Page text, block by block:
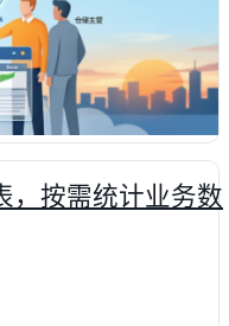
，按需统计业务数